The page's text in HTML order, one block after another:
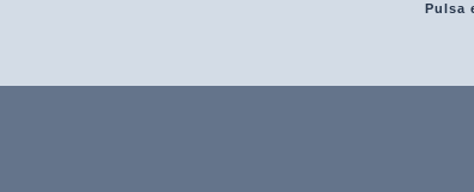
Pulsa